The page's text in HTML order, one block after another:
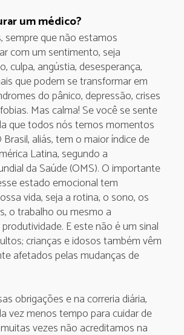
um médico?
sempre que não estamos
com um sentimento, seja
culpa, angústia, desesperança,
que podem se transformar em
do pânico, depressão, crises
Mas calma! Se você se sente
que todos nós temos momentos
aliás, tem o maior índice de
Latina, segundo a
da Saúde (OMS). O importante
estado emocional tem
vida, seja a rotina, o sono, os
o trabalho ou mesmo a
E este não é um sinal
crianças e idosos também vêm
afetados pelas mudanças de
obrigações e na correria diária,
vez menos tempo para cuidar de
vezes não acreditamos na